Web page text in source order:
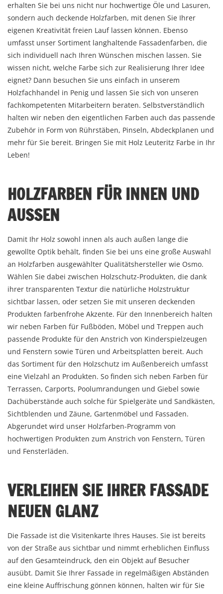
erhalten Sie bei uns nicht nur hochwertige Öle und Lasuren,
sondern auch deckende Holzfarben, mit denen Sie Ihrer
eigenen Kreativität freien Lauf lassen können. Ebenso
umfasst unser Sortiment langhaltende Fassadenfarben, die
sich individuell nach Ihren Wünschen mischen lassen. Sie
wissen nicht, welche Farbe sich zur Realisierung Ihrer Idee
eignet? Dann besuchen Sie uns einfach in unserem
Holzfachhandel in Penig und lassen Sie sich von unseren
fachkompetenten Mitarbeitern beraten. Selbstverständlich
halten wir neben den eigentlichen Farben auch das passende
Zubehör in Form von Rührstäben, Pinseln, Abdeckplanen und
mehr für Sie bereit. Bringen Sie mit Holz Leuteritz Farbe in Ihr
Leben!
HOLZFARBEN FÜR INNEN UND
AUSSEN
Damit Ihr Holz sowohl innen als auch außen lange die
gewollte Optik behält, finden Sie bei uns eine große Auswahl
an Holzfarben ausgewählter Qualitätshersteller wie Osmo.
Wählen Sie dabei zwischen Holzschutz-Produkten, die dank
ihrer transparenten Textur die natürliche Holzstruktur
sichtbar lassen, oder setzen Sie mit unseren deckenden
Produkten farbenfrohe Akzente. Für den Innenbereich halten
wir neben Farben für Fußböden, Möbel und Treppen auch
passende Produkte für den Anstrich von Kinderspielzeugen
und Fenstern sowie Türen und Arbeitsplatten bereit. Auch
das Sortiment für den Holzschutz im Außenbereich umfasst
eine Vielzahl an Produkten. So finden sich neben Farben für
Terrassen, Carports, Poolumrandungen und Giebel sowie
Dachüberstände auch solche für Spielgeräte und Sandkästen,
Sichtblenden und Zäune, Gartenmöbel und Fassaden.
Abgerundet wird unser Holzfarben-Programm von
hochwertigen Produkten zum Anstrich von Fenstern, Türen
und Fensterläden.
VERLEIHEN SIE IHRER FASSADE
NEUEN GLANZ
Die Fassade ist die Visitenkarte Ihres Hauses. Sie ist bereits
von der Straße aus sichtbar und nimmt erheblichen Einfluss
auf den Gesamteindruck, den ein Objekt auf Besucher
ausübt. Damit Sie Ihrer Fassade in regelmäßigen Abständen
eine kleine Auffrischung gönnen können, halten wir für Sie